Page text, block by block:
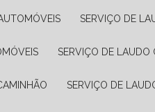
SERVIÇO DE
SERVIÇO DE
SERVIÇO DE